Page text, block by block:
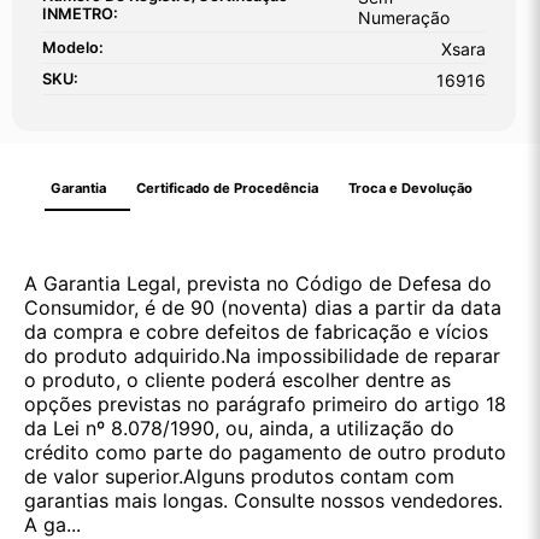
INMETRO:
Numeração
Modelo: Xsara
SKU: 16916
Garantia Certificado de Procedência Troca e Devolução
A Garantia Legal, prevista no Código de Defesa do
Consumidor, é de 90 (noventa) dias a partir da data
da compra e cobre defeitos de fabricação e vícios
do produto adquirido.Na impossibilidade de reparar
o produto, o cliente poderá escolher dentre as
opções previstas no parágrafo primeiro do artigo 18
da Lei nº 8.078/1990, ou, ainda, a utilização do
crédito como parte do pagamento de outro produto
de valor superior.Alguns produtos contam com
garantias mais longas. Consulte nossos vendedores.
A ga...